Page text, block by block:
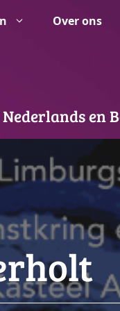
Over ons
en